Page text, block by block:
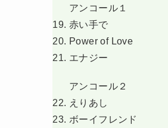
アンコール１
赤い手で
Power of Love
エナジー
アンコール２
えりあし
ボーイフレンド